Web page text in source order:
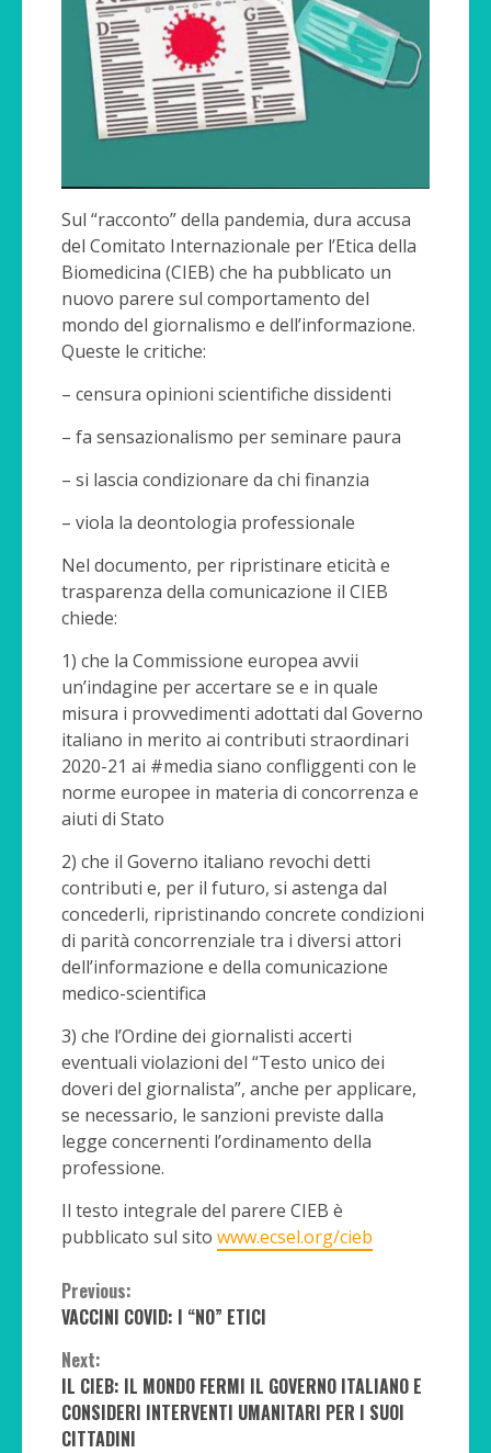
Sul “racconto” della pandemia, dura accusa
del Comitato Internazionale per l’Etica della
Biomedicina (CIEB) che ha pubblicato un
nuovo parere sul comportamento del
mondo del giornalismo e dell’informazione.
Queste le critiche:
– censura opinioni scientifiche dissidenti
– fa sensazionalismo per seminare paura
– si lascia condizionare da chi finanzia
– viola la deontologia professionale
Nel documento, per ripristinare eticità e
trasparenza della comunicazione il CIEB
chiede:
1) che la Commissione europea avvii
un’indagine per accertare se e in quale
misura i provvedimenti adottati dal Governo
italiano in merito ai contributi straordinari
2020-21 ai #media siano confliggenti con le
norme europee in materia di concorrenza e
aiuti di Stato
2) che il Governo italiano revochi detti
contributi e, per il futuro, si astenga dal
concederli, ripristinando concrete condizioni
di parità concorrenziale tra i diversi attori
dell’informazione e della comunicazione
medico-scientifica
3) che l’Ordine dei giornalisti accerti
eventuali violazioni del “Testo unico dei
doveri del giornalista”, anche per applicare,
se necessario, le sanzioni previste dalla
legge concernenti l’ordinamento della
professione.
Il testo integrale del parere CIEB è
pubblicato sul sito www.ecsel.org/cieb
Continue
Reading
Previous:
VACCINI COVID: I “NO” ETICI
Next:
IL CIEB: IL MONDO FERMI IL GOVERNO ITALIANO E
CONSIDERI INTERVENTI UMANITARI PER I SUOI
CITTADINI